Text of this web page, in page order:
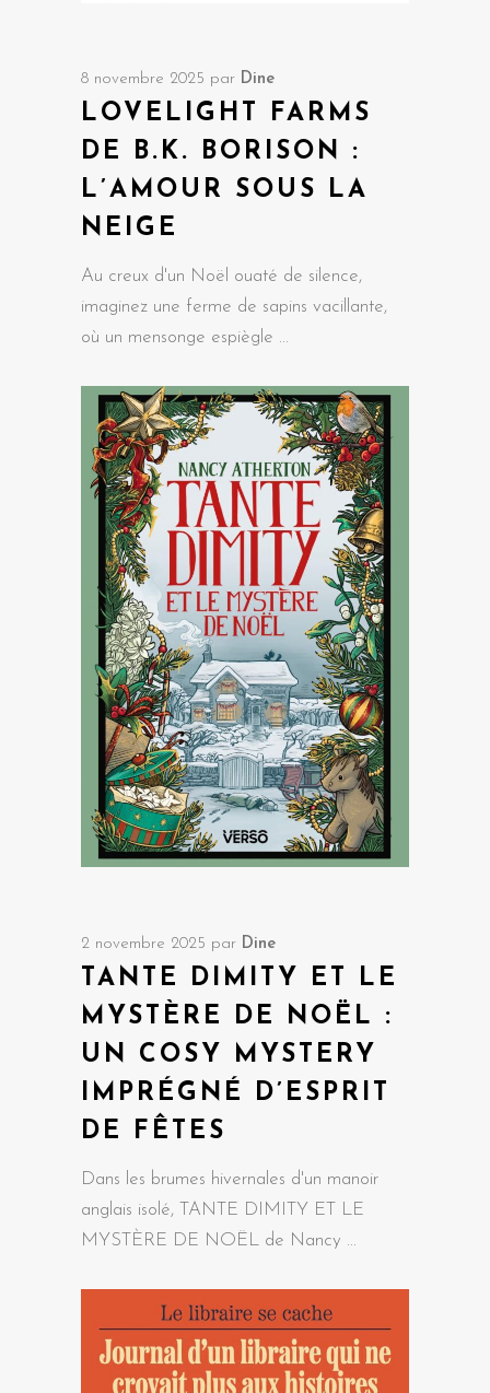
8 novembre 2025 par Dine
LOVELIGHT FARMS
DE B.K. BORISON :
L’AMOUR SOUS LA
NEIGE
Au creux d'un Noël ouaté de silence,
imaginez une ferme de sapins vacillante,
où un mensonge espiègle
2 novembre 2025 par Dine
TANTE DIMITY ET LE
MYSTÈRE DE NOËL :
UN COSY MYSTERY
IMPRÉGNÉ D’ESPRIT
DE FÊTES
Dans les brumes hivernales d'un manoir
anglais isolé, TANTE DIMITY ET LE
MYSTÈRE DE NOËL de Nancy